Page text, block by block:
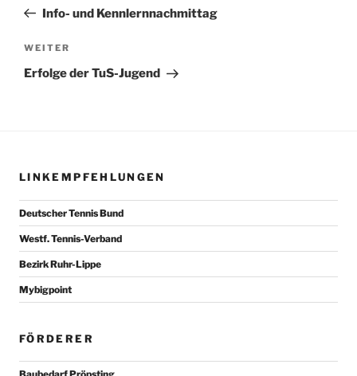
BeitragInfo- und Kennlernnachmittag
Nächster
Beitrag
WEITER
Erfolge der TuS-Jugend
LINKEMPFEHLUNGEN
Deutscher Tennis Bund
Westf. Tennis-Verband
Bezirk Ruhr-Lippe
Mybigpoint
FÖRDERER